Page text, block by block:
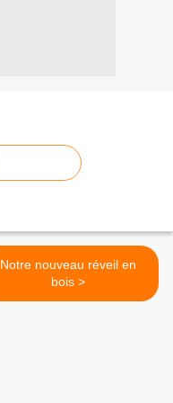
Notre nouveau réveil en
bois >